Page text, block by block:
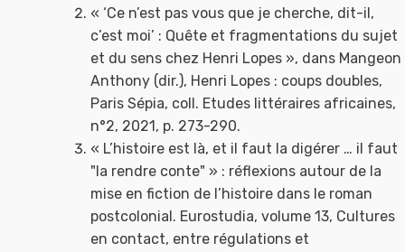
« ‘Ce n’est pas vous que je cherche, dit-il,
c’est moi’ : Quête et fragmentations du sujet
et du sens chez Henri Lopes », dans Mangeon
Anthony (dir.), Henri Lopes : coups doubles,
Paris Sépia, coll. Etudes littéraires africaines,
n°2, 2021, p. 273-290.
« L’histoire est là, et il faut la digérer … il faut
"la rendre conte" » : réflexions autour de la
mise en fiction de l’histoire dans le roman
postcolonial. Eurostudia, volume 13, Cultures
en contact, entre régulations et